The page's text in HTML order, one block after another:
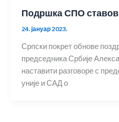
Подршка СПО
24. јануар 2023.
Српски покрет обнове
председника Србије
наставити разговоре с
уније и САД о